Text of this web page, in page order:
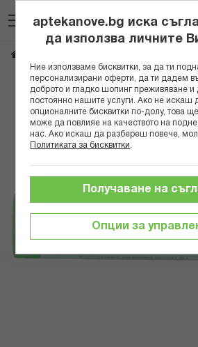
към
съдържанието
Преминете
края
галерията
aptekanove.bg иска
да използва личните
Ние използваме бисквитки, за да ти
персонализирани оферти, да ти дадем
доброто и гладко шопинг преживяване
постоянно нашите услуги. Ако не искаш
опционалните бисквитки по-долу, това
може да повлияе на качеството на
нас. Ако искаш да разбереш повече,
Политиката за бисквитки
Опции за
Получаване на